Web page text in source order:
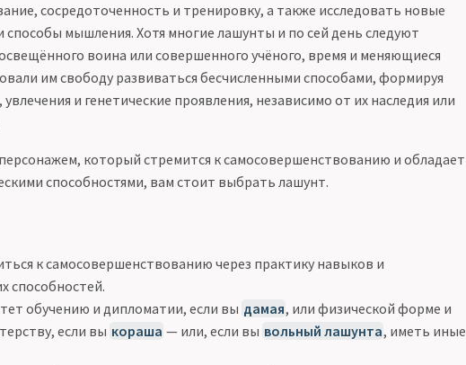
сосредоточенность и тренировку, а также исследовать новые
способы мышления. Хотя многие лашунты и по сей день следуют
воина или совершенного учёного, время и меняющиеся
им свободу развиваться бесчисленными способами, формируя
и генетические проявления, независимо от их наследия или
который стремится к самосовершенствованию и обладает
способностями, вам стоит выбрать лашунт.
к самосовершенствованию через практику навыков и
способностей.
обучению и дипломатии, если вы дамая, или физической форме и
если вы кораша — или, если вы вольный лашунта, иметь иные